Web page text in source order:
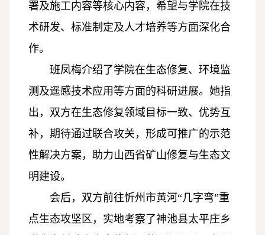
署及施工内容等核心内容，希望与学院在技
术研发、标准制定及人才培养等方面深化合
作。
班凤梅介绍了学院在生态修复、环境监
测及遥感技术应用等方面的科研进展。她指
出，双方在生态修复领域目标一致、优势互
补，期待通过联合攻关，形成可推广的示范
性解决方案，助力山西省矿山修复与生态文
明建设。
会后，双方前往忻州市黄河“几字弯”重
点生态攻坚区，实地考察了神池县太平庄乡